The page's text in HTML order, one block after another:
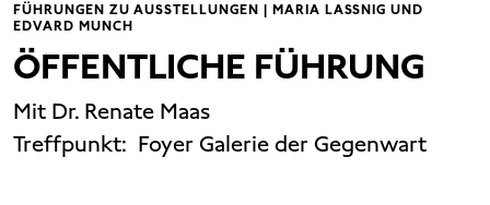
FÜHRUNGEN ZU AUSSTELLUNGEN | MARIA LASSNIG UND
EDVARD MUNCH
ÖFFENTLICHE FÜHRUNG
Mit Dr. Renate Maas
Treffpunkt: Foyer Galerie der Gegenwart